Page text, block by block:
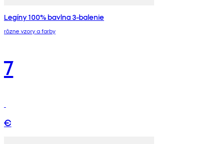
Legíny 100% bavlna 3-balenie
rôzne vzory a farby
7
€